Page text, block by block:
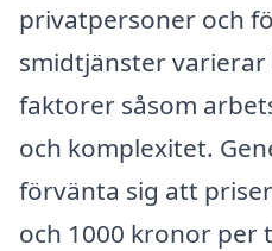
privatpersoner och
smidtjänster
faktorer såsom
och komplexitet.
förvänta sig att
och 1000 kronor per